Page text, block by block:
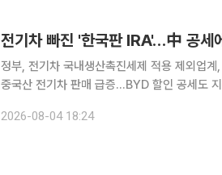
전기차 빠진 '한국판 IRA'…中 공세
정부, 전기차 국내생산촉진세제 적용 제외업
중국산 전기차 판매 급증…BYD 할인 공세도 지속 정부가 국내생산촉진세제 적용 대상에서
내 시장을 빠르게 파고드는 상황에서 국내 생산
2026-08-04 18:24